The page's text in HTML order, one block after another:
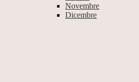
Novembre
Dicembre